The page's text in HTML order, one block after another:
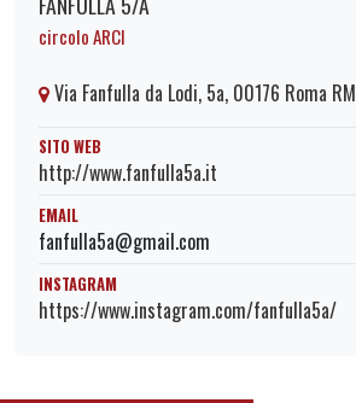
circolo ARCI
Via Fanfulla da Lodi, 5a, 00176 Roma RM
SITO WEB
http://www.fanfulla5a.it
EMAIL
fanfulla5a@gmail.com
INSTAGRAM
https://www.instagram.com/fanfulla5a/